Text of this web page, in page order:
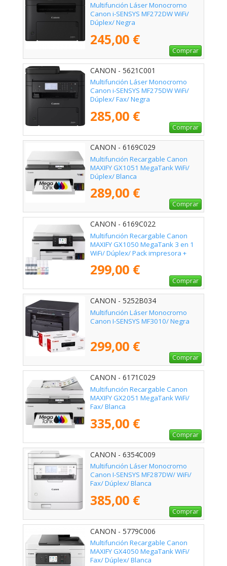
Multifunción Láser Monocromo
Canon i-SENSYS MF272DW WiFi/
Dúplex/ Negra
245,00 €
Comprar
CANON - 5621C001
Multifunción Láser Monocromo
Canon i-SENSYS MF275DW WiFi/
Dúplex/ Fax/ Negra
285,00 €
Comprar
CANON - 6169C029
Multifunción Recargable Canon
MAXIFY GX1051 MegaTank WiFi/
Dúplex/ Blanca
289,00 €
Comprar
CANON - 6169C022
Multifunción Recargable Canon
MAXIFY GX1050 MegaTank 3 en 1
WiFi/ Dúplex/ Pack impresora +
299,00 €
Comprar
CANON - 5252B034
Multifunción Láser Monocromo
Canon I-SENSYS MF3010/ Negra
299,00 €
Comprar
CANON - 6171C029
Multifunción Recargable Canon
MAXIFY GX2051 MegaTank WiFi/
Fax/ Blanca
335,00 €
Comprar
CANON - 6354C009
Multifunción Láser Monocromo
Canon I-SENSYS MF287DW/ WiFi/
Fax/ Dúplex/ Blanca
385,00 €
Comprar
CANON - 5779C006
Multifunción Recargable Canon
MAXIFY GX4050 MegaTank WiFi/
Fax/ Dúplex/ Blanca